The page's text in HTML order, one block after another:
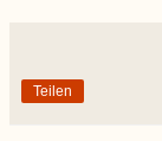
Teilen